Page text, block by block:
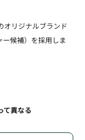
オリジナルブランド
候補）を採用しま
て異なる